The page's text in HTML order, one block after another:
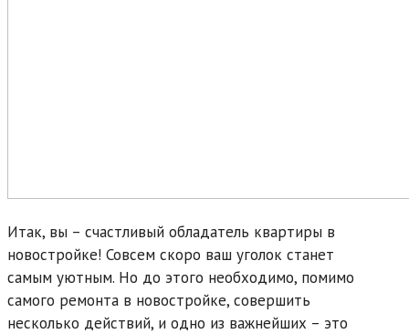
Итак, вы – счастливый обладатель квартиры в
новостройке! Совсем скоро ваш уголок станет
самым уютным. Но до этого необходимо, помимо
самого ремонта в новостройке, совершить
несколько действий, и одно из важнейших – это